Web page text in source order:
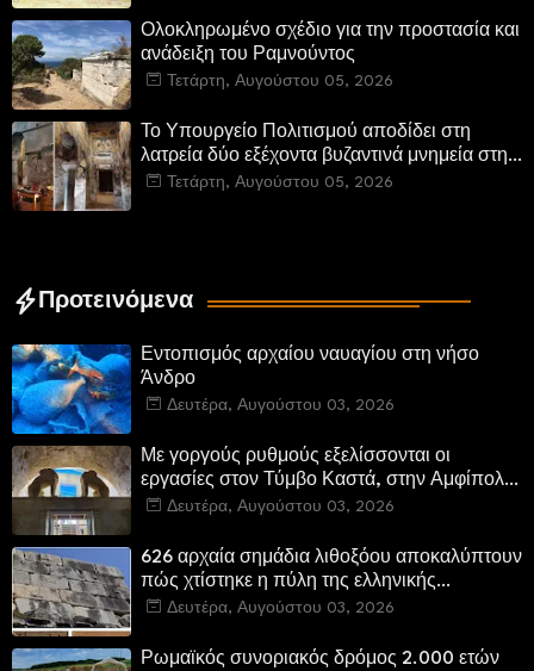
Ολοκληρωμένο σχέδιο για την προστασία και
ανάδειξη του Ραμνούντος
Τετάρτη, Αυγούστου 05, 2026
Το Υπουργείο Πολιτισμού αποδίδει στη
λατρεία δύο εξέχοντα βυζαντινά μνημεία στην
Καστοριά και έπεται το αποκαταστημένο
Τετάρτη, Αυγούστου 05, 2026
Προτεινόμενα
Εντοπισμός αρχαίου ναυαγίου στη νήσο
Άνδρο
Δευτέρα, Αυγούστου 03, 2026
Με γοργούς ρυθμούς εξελίσσονται οι
εργασίες στον Τύμβο Καστά, στην Αμφίπολη.
Αποδίδονται μνημεία της πόλης
Δευτέρα, Αυγούστου 03, 2026
626 αρχαία σημάδια λιθοξόου αποκαλύπτουν
πώς χτίστηκε η πύλη της ελληνικής
Πτολεμαΐδας στη Λιβύη
Δευτέρα, Αυγούστου 03, 2026
Ρωμαϊκός συνοριακός δρόμος 2.000 ετών